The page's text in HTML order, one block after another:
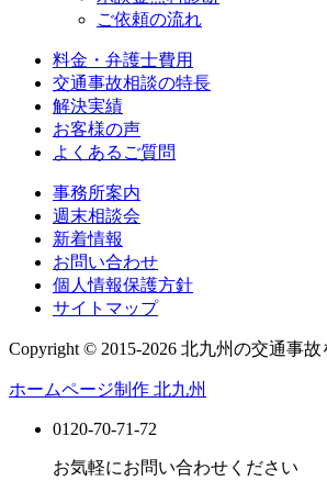
ご依頼の流れ
料金・弁護士費用
交通事故相談の特長
解決実績
お客様の声
よくあるご質問
事務所案内
週末相談会
新着情報
お問い合わせ
個人情報保護方針
サイトマップ
Copyright © 2015-2026 北九州の交通事
ホームページ制作 北九州
0120-70-71-72
お気軽にお問い合わせください